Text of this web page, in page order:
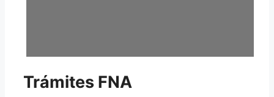
Trámites FNA